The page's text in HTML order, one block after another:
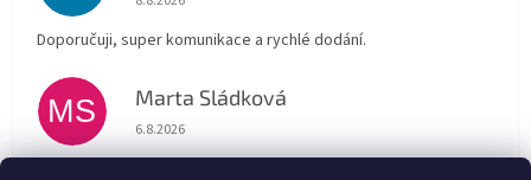
Doporučuji, super komunikace a rychlé dodání.
MS Marta Sládková
Hodnocení obchodu je 5 z 5 hvězdiček.
6.8.2026